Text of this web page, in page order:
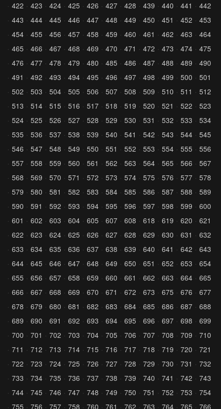
422
423 424 425 426 427 428 439 440 441
442
443
444 445 446 447 448 449 450 451 452
453
454
455 456 457 458 459 460 461 462 463
464
465
466 467 468 469 470 471 472 473 474
475
476
477 478 479 480 485 486 487 488 489
490
491
492 493 494 495 496 497 498 499 500
501
502
503 504 505 506 507 508 509 510 511
512
513
514 515 516 517 518 519 520 521 522
523
524
525 526 527 528 529 530 531 532 533
534
535
536 537 538 539 540 541 542 543 544
545
546
547 548 549 550 551 552 553 554 555
556
557
558 559 560 561 562 563 564 565 566
567
568
569 570 571 572 573 574 575 576 577
578
579
580 581 582 583 584 585 586 587 588
589
590
591 592 593 594 595 596 597 598 599
600
601
602 603 604 605 607 608 618 619 620
621
622
623 624 625 626 627 628 629 630 631
632
633
634 635 636 637 638 639 640 641 642
643
644
645 646 647 648 649 650 651 652 653
654
655
656 657 658 659 660 661 662 663 664
665
666
667 668 669 670 671 672 673 675 676
677
678
679 680 681 682 683 684 685 686 687
688
689
690 691 692 693 694 695 696 697 698
699
700
701 702 703 704 705 706 707 708 709
710
711
712 713 714 715 716 717 718 719 720
721
722
723 724 725 726 727 728 729 730 731
732
733
734 735 736 737 738 739 740 741 742
743
744
745 746 747 748 749 750 751 752 753
754
755
756 757 758 760 761 762 763 764 765 766